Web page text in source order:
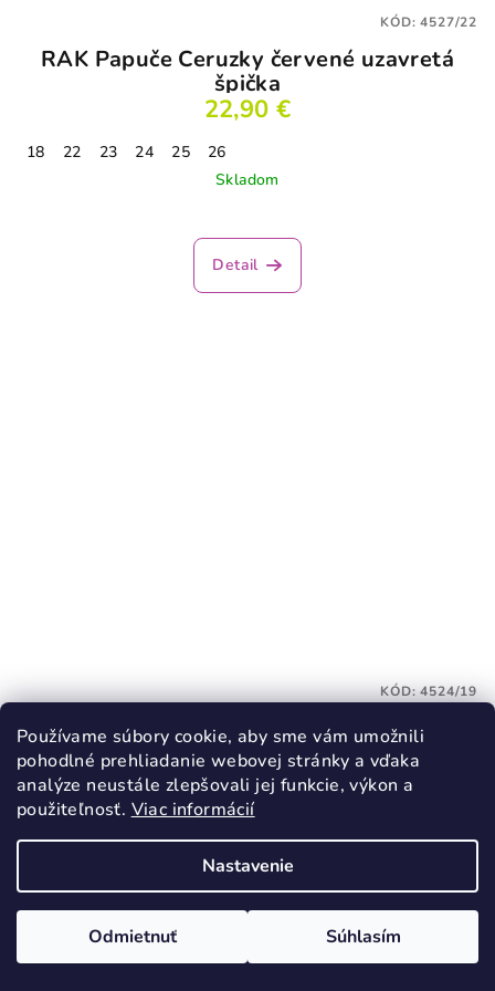
Používame súbory cookie, aby sme vám umožnili
pohodlné prehliadanie webovej stránky a vďaka
analýze neustále zlepšovali jej funkcie, výkon a
použiteľnosť. Viac informácií
Nastavenie
Odmietnuť Súhlasím
RAK Papuče Ceruzky červené uzavretá
špička
22,90 €
18 22 23 24 25
26
Skladom
Detail
KÓD:4527/22
RAK Papuče Ceruzky modré uzavretá
špička
22,90 €
19 21 22 23 24 25 26
KÓD:4524/19